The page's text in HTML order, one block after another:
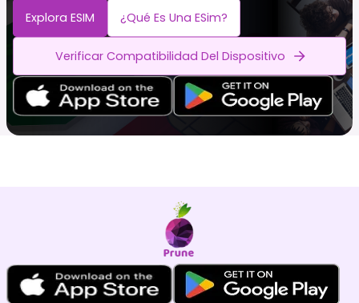
Explora ESIM ¿Qué Es Una ESim?
Verificar Compatibilidad Del Dispositivo